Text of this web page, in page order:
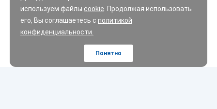
используем файлы cookie . Продолжая использовать
его, Вы соглашаетесь с политикой
конфиденциальности.
Понятно